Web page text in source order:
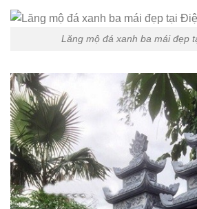
Lăng mộ đá xanh ba mái đẹp